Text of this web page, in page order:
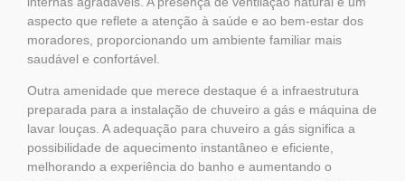
aspecto que reflete a atenção à saúde e ao bem-estar dos
moradores, proporcionando um ambiente familiar mais
saudável e confortável.
Outra amenidade que merece destaque é a infraestrutura
preparada para a instalação de chuveiro a gás e máquina de
lavar louças. A adequação para chuveiro a gás significa a
possibilidade de aquecimento instantâneo e eficiente,
melhorando a experiência do banho e aumentando o